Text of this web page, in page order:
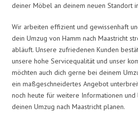
deiner Möbel an deinem neuen Standort
Wir arbeiten effizient und gewissenhaft
dein Umzug von Hamm nach Maastricht
abläuft. Unsere zufriedenen Kunden
unsere hohe Servicequalität und unser
möchten auch dich gerne bei deinem
ein maßgeschneidertes Angebot
noch heute für weitere Informationen und
deinen Umzug nach Maastricht planen.